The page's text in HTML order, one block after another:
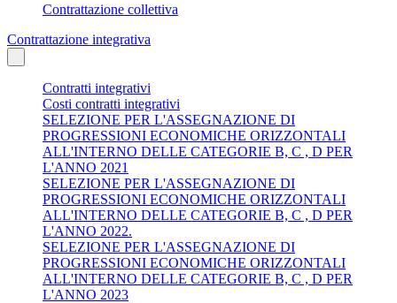
Contrattazione collettiva
Contrattazione integrativa
Contratti integrativi
Costi contratti integrativi
SELEZIONE PER L'ASSEGNAZIONE DI
PROGRESSIONI ECONOMICHE ORIZZONTALI
ALL'INTERNO DELLE CATEGORIE B, C , D PER
L'ANNO 2021
SELEZIONE PER L'ASSEGNAZIONE DI
PROGRESSIONI ECONOMICHE ORIZZONTALI
ALL'INTERNO DELLE CATEGORIE B, C , D PER
L'ANNO 2022.
SELEZIONE PER L'ASSEGNAZIONE DI
PROGRESSIONI ECONOMICHE ORIZZONTALI
ALL'INTERNO DELLE CATEGORIE B, C , D PER
L'ANNO 2023